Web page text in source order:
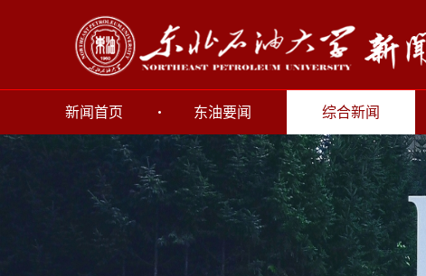
新闻首页 东油要闻 综合新闻